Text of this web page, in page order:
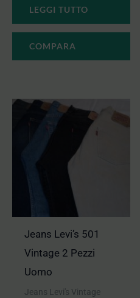
LEGGI TUTTO
COMPARA
Jeans Levi’s 501
Vintage 2 Pezzi
Uomo
Jeans Levi's Vintage